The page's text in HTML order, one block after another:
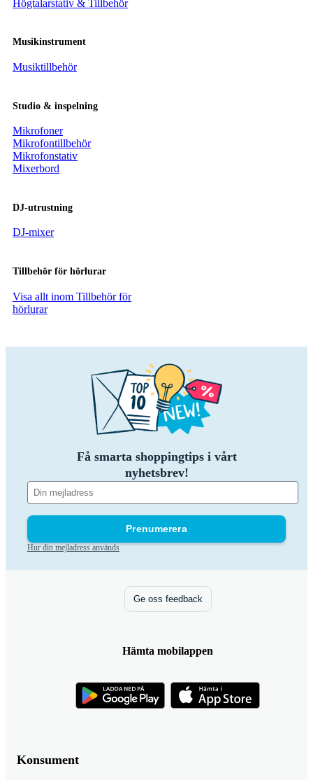
Högtalarstativ & Tillbehör
Musikinstrument
Musiktillbehör
Studio & inspelning
Mikrofoner
Mikrofontillbehör
Mikrofonstativ
Mixerbord
DJ-utrustning
DJ-mixer
Tillbehör för hörlurar
Visa allt inom Tillbehör för
hörlurar
Få smarta shoppingtips i vårt
nyhetsbrev!
Prenumerera
Hur din mejladress används
Konsument
Ge oss feedback
Hämta mobilappen